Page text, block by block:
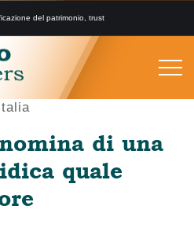
del patrimonio, trust
di una
quale